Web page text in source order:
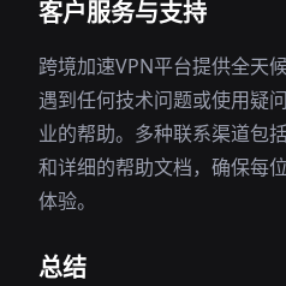
客户服务与支持
跨境加速VPN平台提供全天
遇到任何技术问题或使用疑
业的帮助。多种联系渠道包
和详细的帮助文档，确保每
体验。
总结